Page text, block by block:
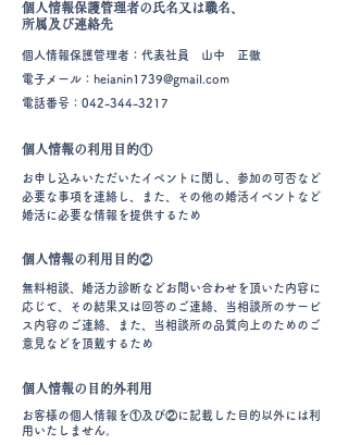
個人情報保護管理者の氏名又は職名、
所属及び連絡先
個人情報保護管理者：代表社員 山中 正徹
電子メール：heianin1739@gmail.com
電話番号：042-344-3217
個人情報の利用目的①
お申し込みいただいたイベントに関し、参加の可否など
必要な事項を連絡し、また、その他の婚活イベントなど
婚活に必要な情報を提供するため
個人情報の利用目的②
無料相談、婚活力診断などお問い合わせを頂いた内容に
応じて、その結果又は回答のご連絡、当相談所のサービ
ス内容のご連絡、また、当相談所の品質向上のためのご
意見などを頂戴するため
個人情報の目的外利用
お客様の個人情報を①及び②に記載した目的以外には利
用いたしません。